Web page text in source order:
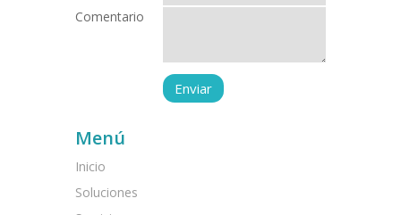
Comentario
Menú
Inicio
Soluciones